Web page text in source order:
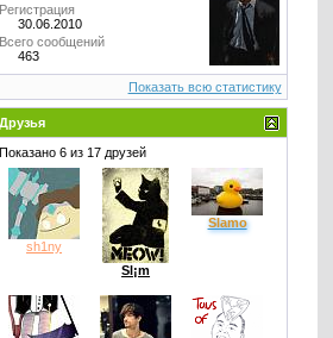
Регистрация
30.06.2010
Всего сообщений
463
Показать всю статистику
Друзья
Показано 6 из 17 друзей
sh1ny
Sl¡m
Slamo